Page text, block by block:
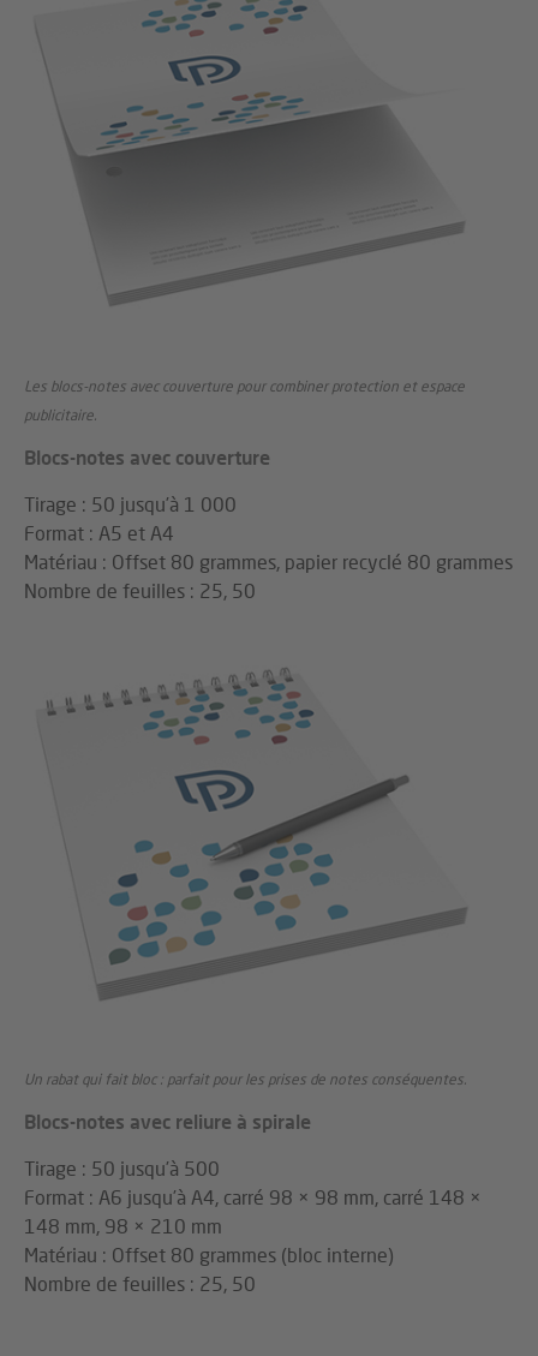
Les blocs-notes avec couverture pour combiner protection et espace
publicitaire.
Blocs-notes avec couverture
Tirage : 50 jusqu’à 1 000
Format : A5 et A4
Matériau : Offset 80 grammes, papier recyclé 80 grammes
Nombre de feuilles : 25, 50
Un rabat qui fait bloc : parfait pour les prises de notes conséquentes.
Blocs-notes avec reliure à spirale
Tirage : 50 jusqu’à 500
Format : A6 jusqu’à A4, carré 98 × 98 mm, carré 148 ×
148 mm, 98 × 210 mm
Matériau : Offset 80 grammes (bloc interne)
Nombre de feuilles : 25, 50